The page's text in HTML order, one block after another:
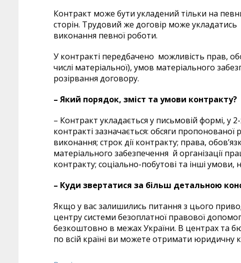
Контракт може бути укладений тільки на
сторін. Трудовий же договір може
виконання певної роботи.
У контракті передбачено можливість прав,
числі матеріальної), умов матеріального
розірвання договору.
– Який порядок, зміст та умови контракту?
– Контракт укладається у письмовій формі, у
контракті зазначається: обсяги пропонованої
виконання; строк дії контракту; права,
матеріального забезпечення й організації
контракту; соціально-побутові та інші умови,
– Куди звертатися за більш детальною
Якщо у вас залишились питання з цього
центру системи безоплатної правової
безкоштовно в межах України. В центрах та
по всій країні ви можете отримати юридичну